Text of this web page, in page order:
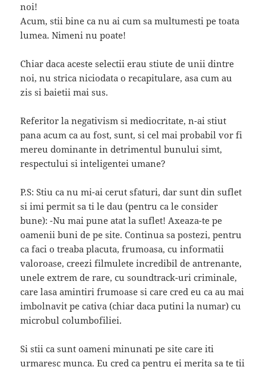
noi!
Acum, stii bine ca nu ai cum sa multumesti pe toata
lumea. Nimeni nu poate!
Chiar daca aceste selectii erau stiute de unii dintre
noi, nu strica niciodata o recapitulare, asa cum au
zis si baietii mai sus.
Referitor la negativism si mediocritate, n-ai stiut
pana acum ca au fost, sunt, si cel mai probabil vor fi
mereu dominante in detrimentul bunului simt,
respectului si inteligentei umane?
P.S: Stiu ca nu mi-ai cerut sfaturi, dar sunt din suflet
si imi permit sa ti le dau (pentru ca le consider
bune): -Nu mai pune atat la suflet! Axeaza-te pe
oamenii buni de pe site. Continua sa postezi, pentru
ca faci o treaba placuta, frumoasa, cu informatii
valoroase, creezi filmulete incredibil de antrenante,
unele extrem de rare, cu soundtrack-uri criminale,
care lasa amintiri frumoase si care cred eu ca au mai
imbolnavit pe cativa (chiar daca putini la numar) cu
microbul columbofiliei.
Si stii ca sunt oameni minunati pe site care iti
urmaresc munca. Eu cred ca pentru ei merita sa te tii